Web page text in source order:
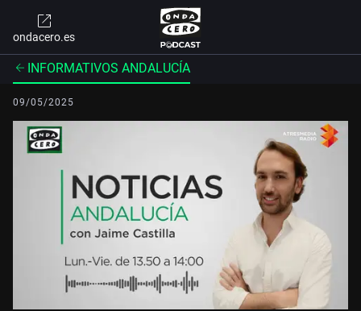
ondacero.es
INFORMATIVOS ANDALUCÍA
09/05/2025